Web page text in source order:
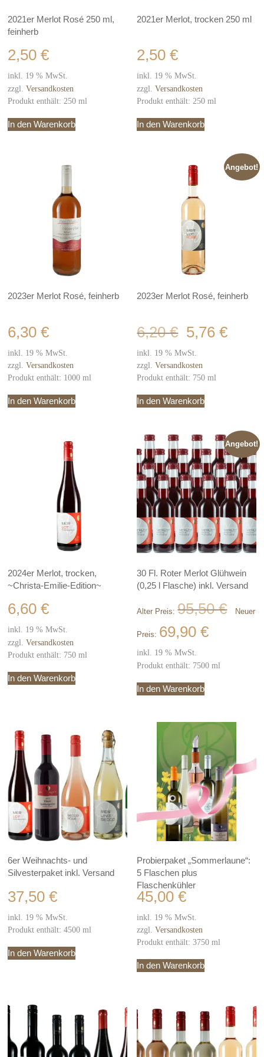
2021er Merlot Rosé 250 ml,
feinherb
2,50€
inkl. 19 % MwSt.
zzgl.Versandkosten
Produkt enthält: 250ml
In den Warenkorb
2021er Merlot, trocken 250 ml
2,50€
inkl. 19 % MwSt.
zzgl.Versandkosten
Produkt enthält: 250ml
In den Warenkorb
2023er Merlot Rosé, feinherb
6,30€
inkl. 19 % MwSt.
zzgl.Versandkosten
Produkt enthält: 1000ml
In den Warenkorb
Angebot!
2023er Merlot Rosé, feinherb
6,20€
Ursprünglicher
Preis
war:
5,76€Preis
inkl. 19 % MwSt.
zzgl.Versandkosten
Produkt enthält: 750ml
In den Warenkorb
2024er Merlot, trocken,
~Christa-Emilie-Edition~
6,60€
inkl. 19 % MwSt.
zzgl.Versandkosten
Produkt enthält: 750ml
In den Warenkorb
Angebot!
30 Fl. Roter Merlot Glühwein
(0,25 l Flasche) inkl. Versand
Alter Preis: 95,50€
Preis
Neuer
Preis: 69,90€Aktueller
Preis
inkl. 19 % MwSt.
Produkt enthält: 7500ml
In den Warenkorb
6er Weihnachts- und
Silvesterpaket inkl. Versand
37,50€
inkl. 19 % MwSt.
Produkt enthält: 4500ml
In den Warenkorb
Probierpaket „Sommerlaune“:
5 Flaschen plus
Flaschenkühler
45,00€
inkl. 19 % MwSt.
zzgl.Versandkosten
Produkt enthält: 3750ml
In den Warenkorb